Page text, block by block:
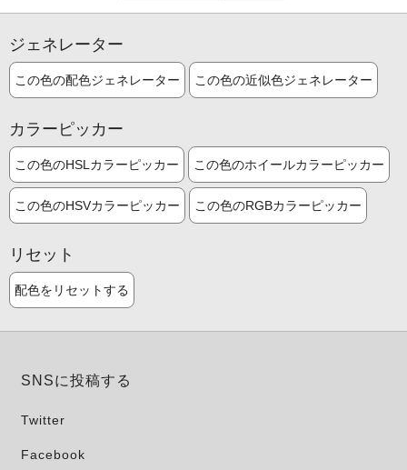
ジェネレーター
この色の配色ジェネレーター この色の近似色ジェネレーター
カラーピッカー
この色のHSLカラーピッカー この色のホイールカラーピッカー
この色のHSVカラーピッカー この色のRGBカラーピッカー
リセット
配色をリセットする
SNSに投稿する
Twitter
Facebook